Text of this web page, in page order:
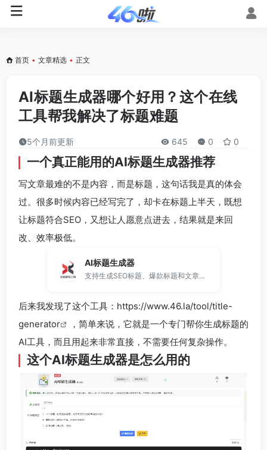
首页 • 文章精选 • 正文
AI标题生成器哪个好用？这个在线
工具帮我解决了标题难题
5个月前更新 645 0 0
一个真正能用的AI标题生成器推荐
写文章最难的不是内容，而是标题，这句话我是真的体会
过。很多时候内容已经写完了，却卡在标题上半天，既想
让标题符合SEO，又想让人愿意点进去，结果就是来回
改、效率极低。
AI标题生成器
支持生成SEO标题、爆款标题和文章标题，帮助提升点击率和搜索排名。
后来我发现了这个工具： https://www.46.la/tool/title-
generator
，简单来说，它就是一个专门帮你生成标题的
AI工具，而且用起来非常直接，不需要任何复杂操作。
这个AI标题生成器是怎么用的